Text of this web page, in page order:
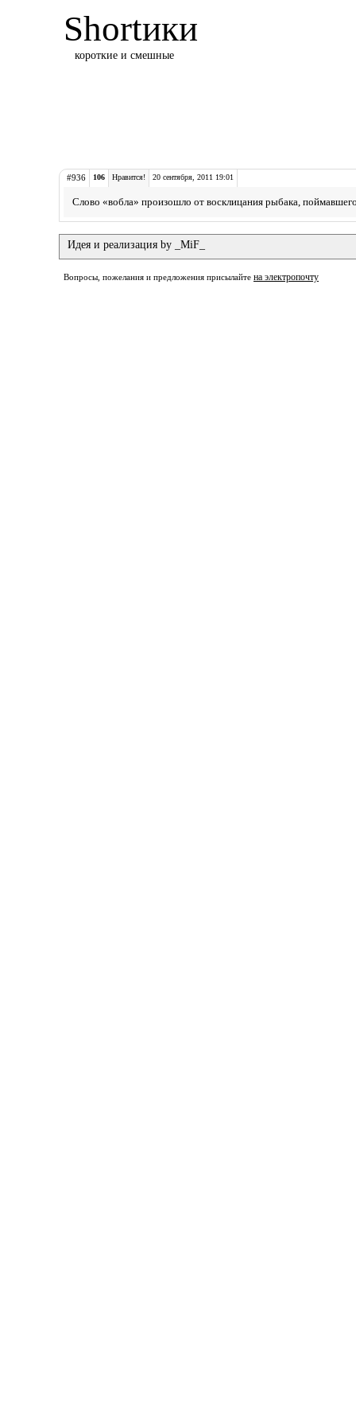
Shortики
короткие и смешные
#936 106 Нравится! 20 сентября, 2011 19:01
Слово «вобла» произошло от восклицания рыбака,
Идея и реализация by _MiF_
Вопросы, пожелания и предложения присылайте на электропочту